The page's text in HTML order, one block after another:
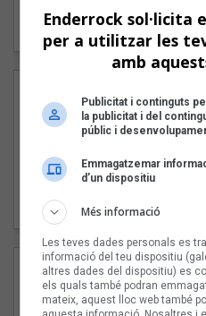
"Lo bueno
Carmen
Pep Álvarez amb Joan
Enderrock sol·licita
per a utilitzar les
amb
Publicitat i continguts
la publicitat i del
públic i
Emmagatzemar
d’un dispositiu
Més informació
Les teves dades personals es
informació del teu dispositiu
altres dades del dispositiu) es
els quals també podran
mateix, aquest lloc web també